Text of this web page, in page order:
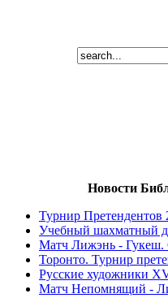
Новости
Турнир
Учебный шахматный
Матч Лижэнь - Гукеш.
Торонто. Турнир
Русские художники
Матч Непомнящий -